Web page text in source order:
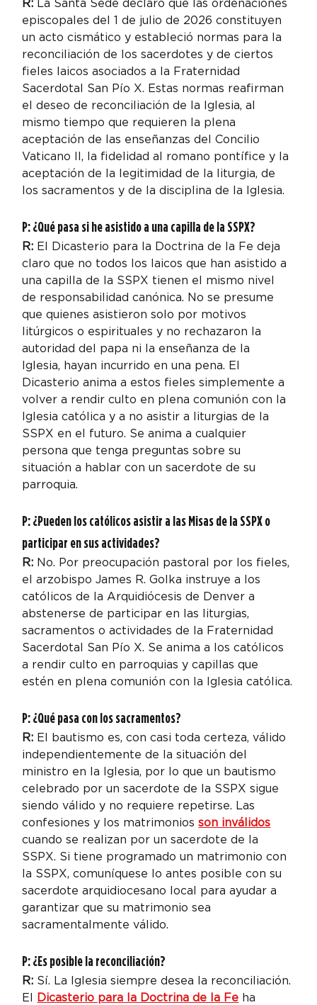
R: La Santa Sede declaró que las ordenaciones
episcopales del 1 de julio de 2026 constituyen
un acto cismático y estableció normas para la
reconciliación de los sacerdotes y de ciertos
fieles laicos asociados a la Fraternidad
Sacerdotal San Pío X. Estas normas reafirman
el deseo de reconciliación de la Iglesia, al
mismo tiempo que requieren la plena
aceptación de las enseñanzas del Concilio
Vaticano II, la fidelidad al romano pontífice y la
aceptación de la legitimidad de la liturgia, de
los sacramentos y de la disciplina de la Iglesia.
P: ¿Qué pasa si he asistido a una capilla de la SSPX?
R: El Dicasterio para la Doctrina de la Fe deja
claro que no todos los laicos que han asistido a
una capilla de la SSPX tienen el mismo nivel
de responsabilidad canónica. No se presume
que quienes asistieron solo por motivos
litúrgicos o espirituales y no rechazaron la
autoridad del papa ni la enseñanza de la
Iglesia, hayan incurrido en una pena. El
Dicasterio anima a estos fieles simplemente a
volver a rendir culto en plena comunión con la
Iglesia católica y a no asistir a liturgias de la
SSPX en el futuro. Se anima a cualquier
persona que tenga preguntas sobre su
situación a hablar con un sacerdote de su
parroquia.
P: ¿Pueden los católicos asistir a las Misas de la SSPX o
participar en sus actividades?
R: No. Por preocupación pastoral por los fieles,
el arzobispo James R. Golka instruye a los
católicos de la Arquidiócesis de Denver a
abstenerse de participar en las liturgias,
sacramentos o actividades de la Fraternidad
Sacerdotal San Pío X. Se anima a los católicos
a rendir culto en parroquias y capillas que
estén en plena comunión con la Iglesia católica.
P: ¿Qué pasa con los sacramentos?
R: El bautismo es, con casi toda certeza, válido
independientemente de la situación del
ministro en la Iglesia, por lo que un bautismo
celebrado por un sacerdote de la SSPX sigue
siendo válido y no requiere repetirse. Las
confesiones y los matrimonios son inválidos
cuando se realizan por un sacerdote de la
SSPX. Si tiene programado un matrimonio con
la SSPX, comuníquese lo antes posible con su
sacerdote arquidiocesano local para ayudar a
garantizar que su matrimonio sea
sacramentalmente válido.
P: ¿Es posible la reconciliación?
R: Sí. La Iglesia siempre desea la reconciliación.
El Dicasterio para la Doctrina de la Fe ha